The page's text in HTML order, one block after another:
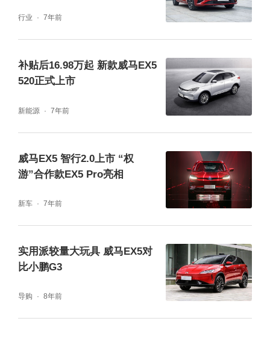
行业 7年前
补贴后16.98万起 新款威马EX5
520正式上市
新能源 7年前
威马EX5 智行2.0上市 “权
游”合作款EX5 Pro亮相
新车 7年前
实用派较量大玩具 威马EX5对
比小鹏G3
导购 8年前